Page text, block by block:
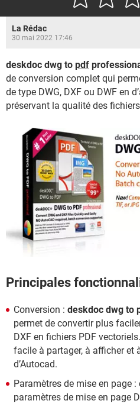
La Rédac
30 mai 2022 17:46
deskdoc dwg to pdf
de conversion complet qui
de type DWG, DXF ou DWF en
préservant la qualité des
Principales
Conversion : deskdoc dwg to
permet de convertir plus
DXF en fichiers PDF
facile à partager, à afficher et
d’Autocad.
Paramètres de mise en page
paramètres de mise en page